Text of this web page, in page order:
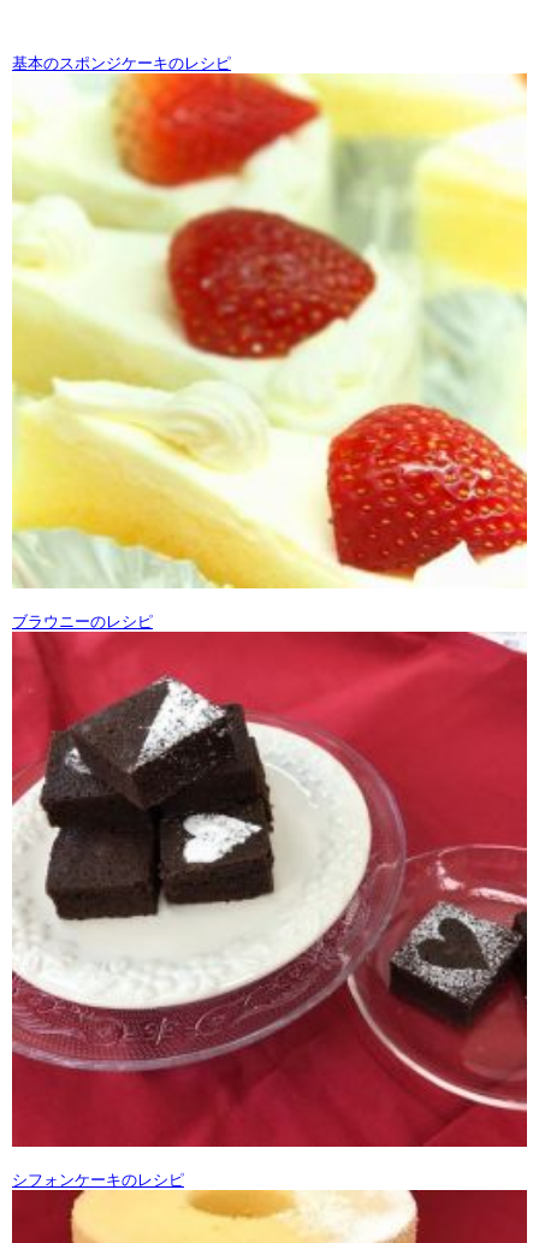
基本のスポンジケーキのレシピ
ブラウニーのレシピ
シフォンケーキのレシピ